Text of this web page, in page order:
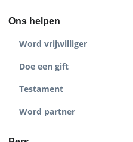
Ons helpen
Word vrijwilliger
Doe een gift
Testament
Word partner